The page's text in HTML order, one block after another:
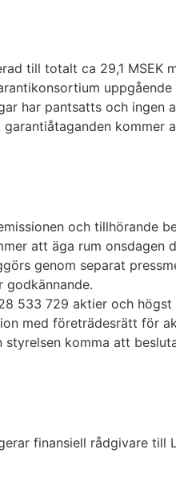
till totalt ca 29,1 MSEK
har pantsatts och ingen
och tillhörande
att äga rum onsdagen
genom separat
godkännande.
533 729 aktier och
med företrädesrätt för
komma att
finansiell rådgivare till